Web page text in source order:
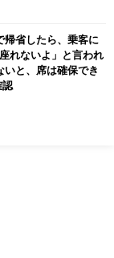
帰省したら、乗客に
れないよ」と言われ
いと、席は確保でき
認